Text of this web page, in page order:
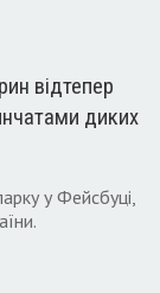
відтепер
диких
у Фейсбуці,